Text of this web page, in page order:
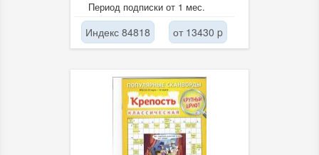
Период подписки от 1 мес.
Индекс 84818 от 13430 p